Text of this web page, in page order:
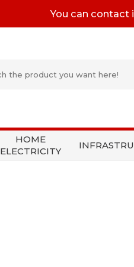
You can contact
HOME
ELECTRICITY